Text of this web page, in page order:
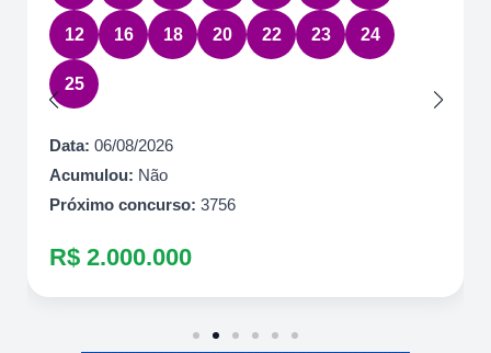
12 16 18 20 22 23 24
25
Data: 06/08/2026
Acumulou: Não
Próximo concurso: 3756
R$ 2.000.000